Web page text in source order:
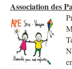
Association des